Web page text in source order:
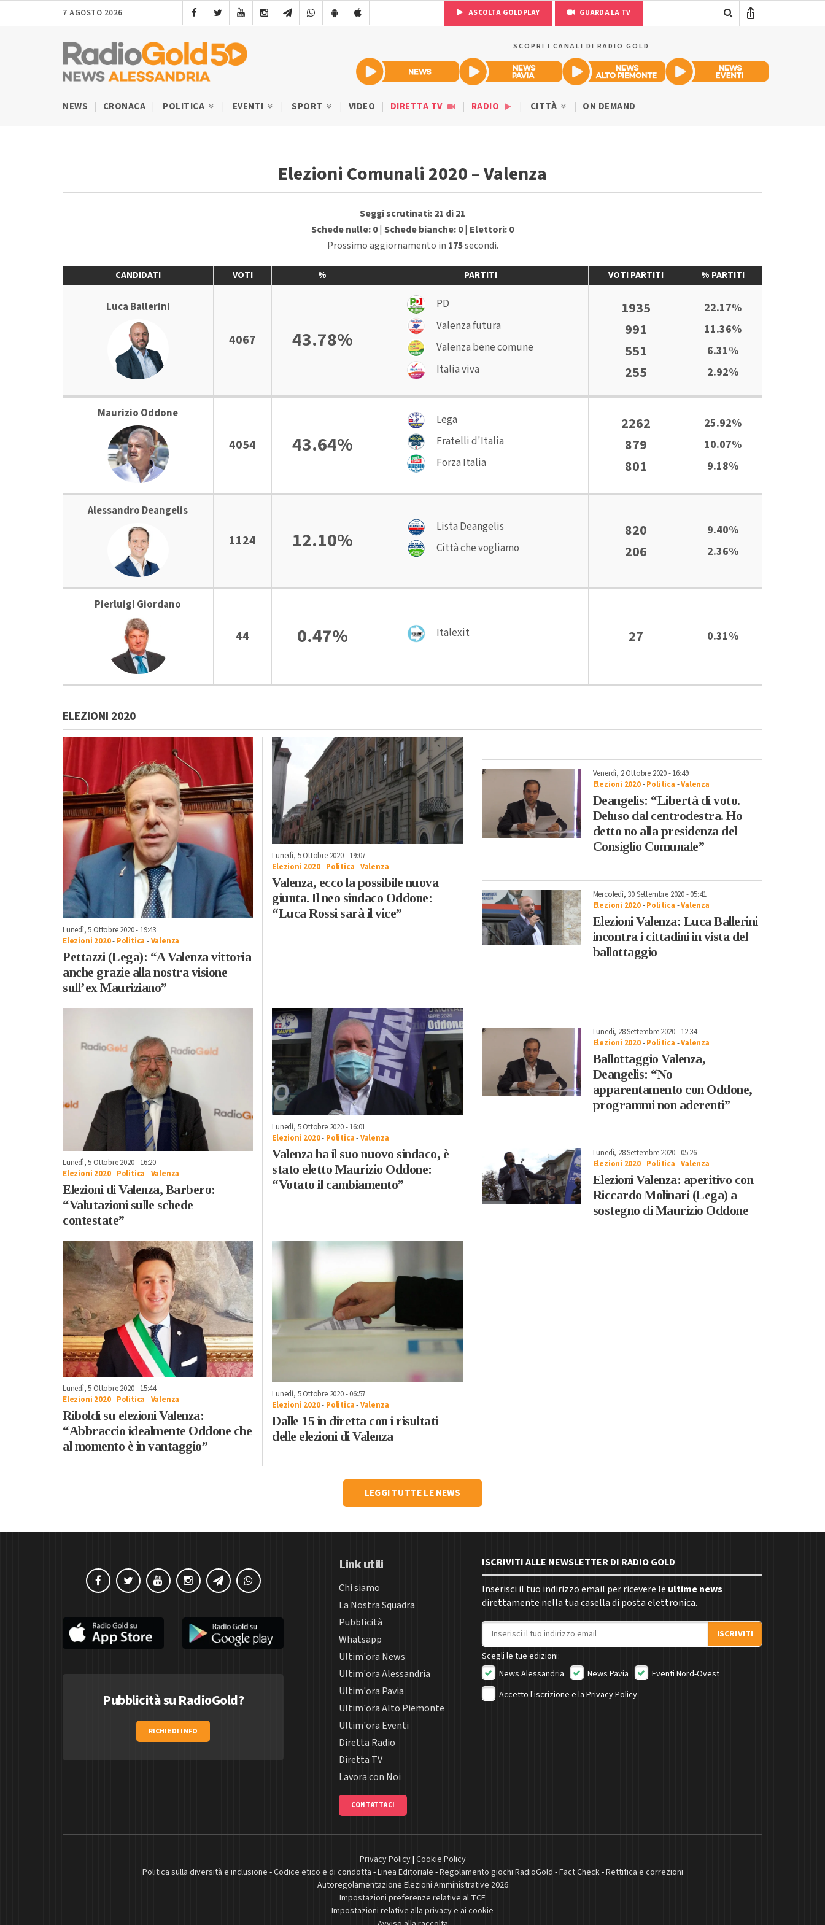
7 AGOSTO 2026 ASCOLTA GOLDPLAY GUARDA LA TV
SCOPRI I CANALI DI RADIO GOLD
NEWS CRONACA POLITICA EVENTI SPORT VIDEO DIRETTA TV RADIO CITTÀ ON DEMAND
Elezioni Comunali 2020 – Valenza
Seggi scrutinati: 21 di 21
Schede nulle: 0| Schede bianche: 0| Elettori: 0
Prossimo aggiornamento in 174secondi.
CANDIDATI VOTI % PARTITI VOTI PARTITI % PARTITI
Luca Ballerini
4067 43.78%
PD
Valenza futura
Valenza bene comune
Italia viva
1935
991
551
255
22.17%
11.36%
6.31%
2.92%
Maurizio Oddone
4054 43.64%
Lega
Fratelli d'Italia
Forza Italia
2262
879
801
25.92%
10.07%
9.18%
Alessandro Deangelis
1124 12.10%
Lista Deangelis
Città che vogliamo
820
206
9.40%
2.36%
Pierluigi Giordano
44 0.47% Italexit 27 0.31%
ELEZIONI 2020
Lunedì, 5 Ottobre 2020 - 19:43
Elezioni 2020- Politica -Valenza
Pettazzi (Lega): “A Valenza vittoria
anche grazie alla nostra visione
sull’ex Mauriziano”
Lunedì, 5 Ottobre 2020 - 19:07
Elezioni 2020- Politica-Valenza
Valenza, ecco la possibile nuova
giunta. Il neo sindaco Oddone:
“Luca Rossi sarà il vice”
Lunedì, 5 Ottobre 2020 - 16:20
Elezioni 2020- Politica -Valenza
Elezioni di Valenza, Barbero:
“Valutazioni sulle schede
contestate”
Lunedì, 5 Ottobre 2020 - 16:01
Elezioni 2020- Politica-Valenza
Valenza ha il suo nuovo sindaco, è
stato eletto Maurizio Oddone:
“Votato il cambiamento”
Lunedì, 5 Ottobre 2020 - 15:44
Elezioni 2020- Politica -Valenza
Riboldi su elezioni Valenza:
“Abbraccio idealmente Oddone che
al momento è in vantaggio”
Lunedì, 5 Ottobre 2020 - 06:57
Elezioni 2020- Politica-Valenza
Dalle 15 in diretta con i risultati
delle elezioni di Valenza
Venerdì, 2 Ottobre 2020 - 16:49
Elezioni 2020-Politica -Valenza
Deangelis: “Libertà di voto.
Deluso dal centrodestra. Ho
detto no alla presidenza del
Consiglio Comunale”
Mercoledì, 30 Settembre 2020 - 05:41
Elezioni 2020-Politica -Valenza
Elezioni Valenza: Luca Ballerini
incontra i cittadini in vista del
ballottaggio
Lunedì, 28 Settembre 2020 - 12:34
Elezioni 2020-Politica -Valenza
Ballottaggio Valenza,
Deangelis: “No
apparentamento con Oddone,
programmi non aderenti”
Lunedì, 28 Settembre 2020 - 05:26
Elezioni 2020-Politica -Valenza
Elezioni Valenza: aperitivo con
Riccardo Molinari (Lega) a
sostegno di Maurizio Oddone
LEGGI TUTTE LE NEWS
Pubblicità su RadioGold?
RICHIEDI INFO
Link utili
Chi siamo
La Nostra Squadra
Pubblicità
Whatsapp
Ultim'ora News
Ultim'ora Alessandria
Ultim'ora Pavia
Ultim'ora Alto Piemonte
Ultim'ora Eventi
Diretta Radio
Diretta TV
Lavora con Noi
CONTATTACI
ISCRIVITI ALLE NEWSLETTER DI RADIO GOLD
Inserisci il tuo indirizzo email per ricevere le ultime news
direttamente nella tua casella di posta elettronica.
Indirizzo email
ISCRIVITI
Scegli le tue edizioni:
News Alessandria
News Pavia
Eventi Nord-Ovest
Accetto l'iscrizione e laPrivacy Policy
Privacy Policy| Cookie Policy
Politica sulla diversità e inclusione -Codice etico e di condotta -Linea Editoriale -Regolamento giochi RadioGold -Fact Check-Rettifica e correzioni
Autoregolamentazione Elezioni Amministrative 2026
Impostazioni preferenze relative al TCF
Impostazioni relative alla privacy e ai cookie